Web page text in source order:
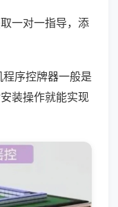
一对一指导，添
序控牌器一般是
装操作就能实现